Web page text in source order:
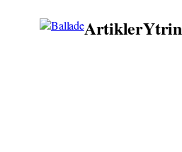
Artikler